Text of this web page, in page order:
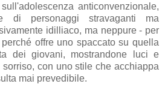
anticonvenzionale,
di personaggi stravaganti ma
idilliaco, ma neppure - per
offre uno spaccato su quella
dei giovani, mostrandone luci e
con uno stile che acchiappa
mai prevedibile.